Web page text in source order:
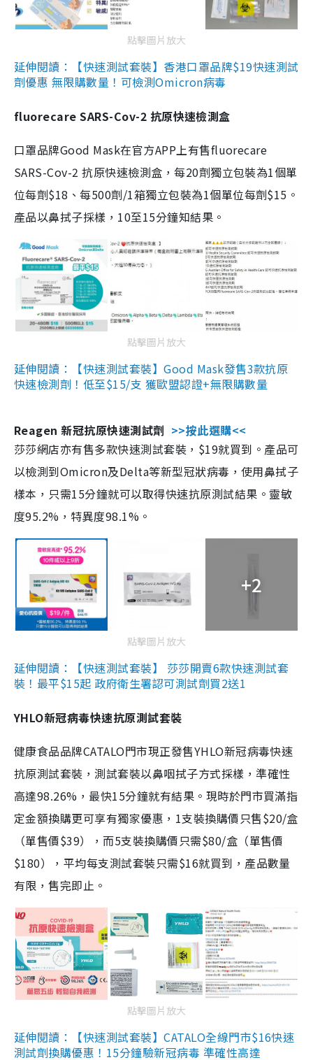
點擊圖片放大
延伸閱讀：【快速測試套裝】香港口罩品牌$19快速測試
劑優惠 無限購數量！可檢測Omicron病毒
fluorecare SARS-Cov-2 抗原快速檢測盒
口罩品牌Good Mask在官方APP上有售fluorecare
SARS-Cov-2 抗原快速檢測盒，每20劑獨立包裝為1個單
位每劑$18、每500劑/1箱獨立包裝為1個單位每劑$15。
產品以鼻拭子採樣，10至15分鐘知結果。
點擊圖片放大
延伸閱讀：【快速測試套裝】Good Mask發售3款抗原
快速檢測劑！低至$15/支 獲歐盟認證+無限購數量
Reagen 新冠抗原快速測試劑 >>按此選購<<
莎莎網店亦有售多款快速測試套裝，$19就買到。產品可
以檢測到Omicron及Delta等新型冠狀病毒，使用鼻拭子
樣本，只需15分鐘就可以取得快速抗原測試結果。靈敏
度95.2%，特異度98.1%。
+2
點擊圖片放大
延伸閱讀：【快速測試套裝】 莎莎開賣6款快速測試套
裝！最平$15起 政府衛生署認可測試劑買2送1
YHLO新冠病毒快速抗原測試套裝
健康食品品牌CATALO門市現正發售YHLO新冠病毒快速
抗原測試套裝，測試套裝以鼻咽拭子方式採樣，準確性
高達98.26%，最快15分鐘就有結果。現時於門市買滿指
定金額換購更可享有獨家優惠，1支裝換購價只售$20/盒
（單售價$39），而5支裝換購價只需$80/盒（單售價
$180），平均每支測試套裝只需$16就買到，產品數量
有限，售完即止。
點擊圖片放大
延伸閱讀：【快速測試套裝】CATALO全線門市$16快速
測試劑換購優惠！15分鐘驗新冠病毒 準確性高達